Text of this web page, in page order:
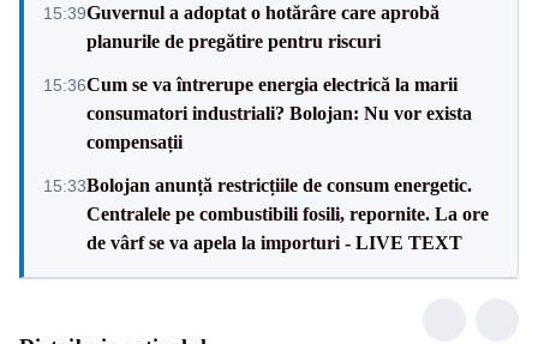
15:39Guvernul a adoptat o hotărâre care aprobă
planurile de pregătire pentru riscuri
15:36Cum se va întrerupe energia electrică la marii
consumatori industriali? Bolojan: Nu vor exista
compensații
15:33Bolojan anunță restricțiile de consum energetic.
Centralele pe combustibili fosili, repornite. La ore
de vârf se va apela la importuri - LIVE TEXT